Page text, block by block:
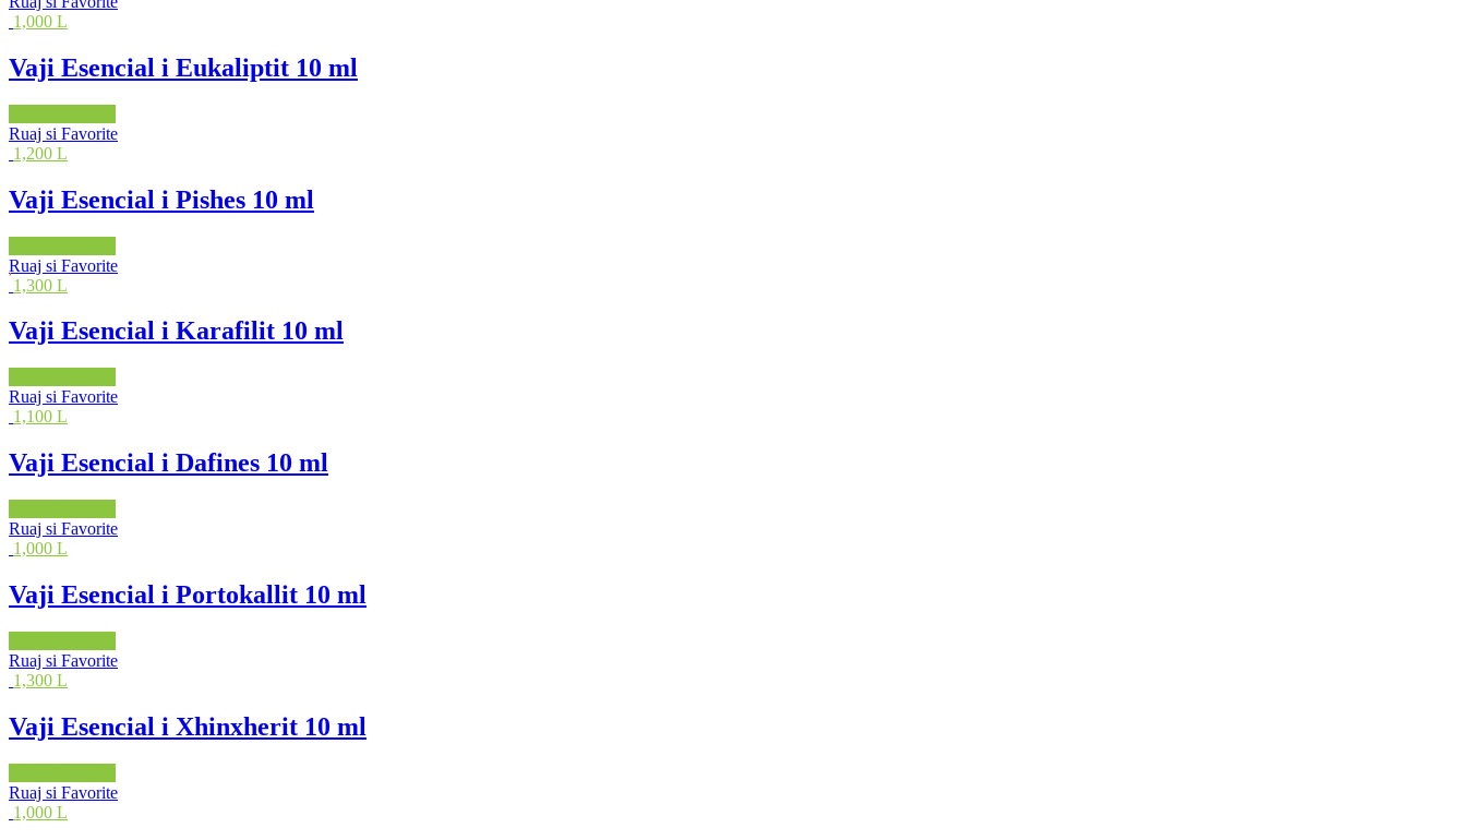
1,000 L
Vaji Esencial i Eukaliptit 10 ml
Ruaj si Favorite
1,200 L
Vaji Esencial i Pishes 10 ml
Ruaj si Favorite
1,300 L
Vaji Esencial i Karafilit 10 ml
Ruaj si Favorite
1,100 L
Vaji Esencial i Dafines 10 ml
Ruaj si Favorite
1,000 L
Vaji Esencial i Portokallit 10 ml
Ruaj si Favorite
1,300 L
Vaji Esencial i Xhinxherit 10 ml
Ruaj si Favorite
1,000 L